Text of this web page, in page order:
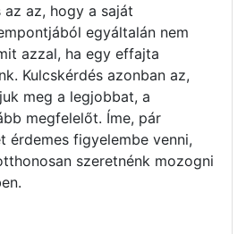
az, hogy a saját
egyáltalán nem
azzal, ha egy effajta
Kulcskérdés azonban az,
meg a legjobbat, a
megfelelőt. Íme, pár
érdemes figyelembe venni,
szeretnénk mozogni